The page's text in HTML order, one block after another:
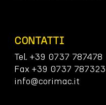
CONTATTI
Tel. +39 0737 787478
Fax +39 0737 787323
info@corimac.it